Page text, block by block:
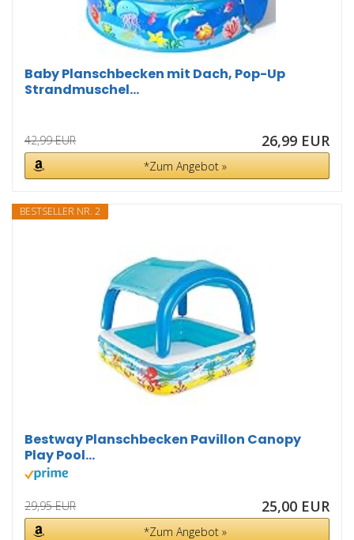
Baby Planschbecken mit Dach, Pop-Up
Strandmuschel...
42,99 EUR 26,99 EUR
*Zum Angebot »
BESTSELLER NR. 2
Bestway Planschbecken Pavillon Canopy
Play Pool...
29,95 EUR 25,00 EUR
*Zum Angebot »